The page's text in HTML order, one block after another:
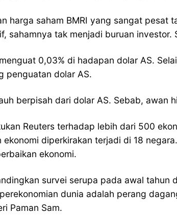
harga saham BMRI yang sangat
sahamnya tak menjadi buruan
0,03% di hadapan dolar AS.
penguatan dolar AS.
berpisah dari dolar AS. Sebab, awan
Reuters terhadap lebih dari 500
diperkirakan terjadi di 18
ekonomi.
survei serupa pada awal
dunia adalah perang
Paman Sam.